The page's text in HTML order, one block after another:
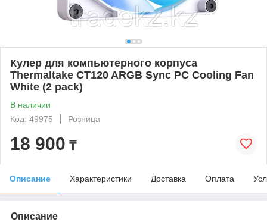
Кулер для компьютерного корпуса
Thermaltake CT120 ARGB Sync PC Cooling Fan
White (2 pack)
В наличии
Код: 49975
Розница
18 900 ₸
Описание Характеристики Доставка Оплата
Описание